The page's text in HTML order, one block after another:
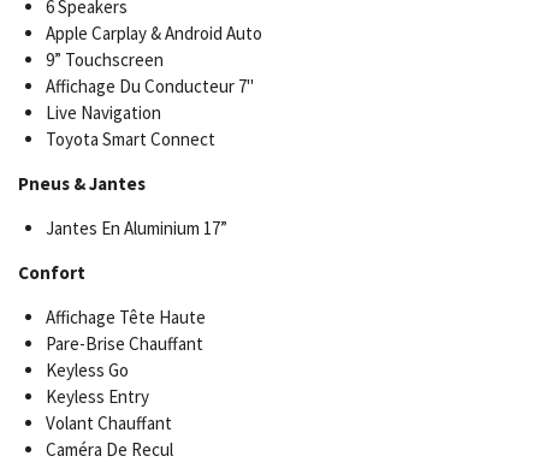
6 Speakers
Apple Carplay & Android Auto
9” Touchscreen
Affichage Du Conducteur 7"
Live Navigation
Toyota Smart Connect
Pneus & Jantes
Jantes En Aluminium 17”
Confort
Affichage Tête Haute
Pare-Brise Chauffant
Keyless Go
Keyless Entry
Volant Chauffant
Caméra De Recul